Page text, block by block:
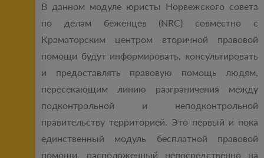
В данном модуле юристы Норвежского совета
по делам беженцев (NRC) совместно с
Краматорским центром вторичной правовой
помощи будут информировать, консультировать
и предоставлять правовую помощь людям,
пересекающим линию разграничения между
подконтрольной и неподконтрольной
правительству территорией. Это первый и пока
единственный модуль бесплатной правовой
помощи, расположенный непосредственно на